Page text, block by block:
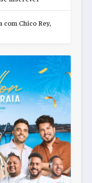
Chico Rey,